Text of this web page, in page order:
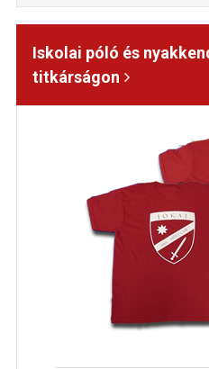
Iskolai póló és
titkárságon